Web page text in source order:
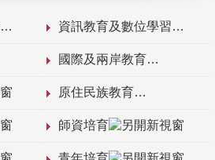
資訊教育及數位學習
國際及兩岸教育
原住民族教育
師資培育